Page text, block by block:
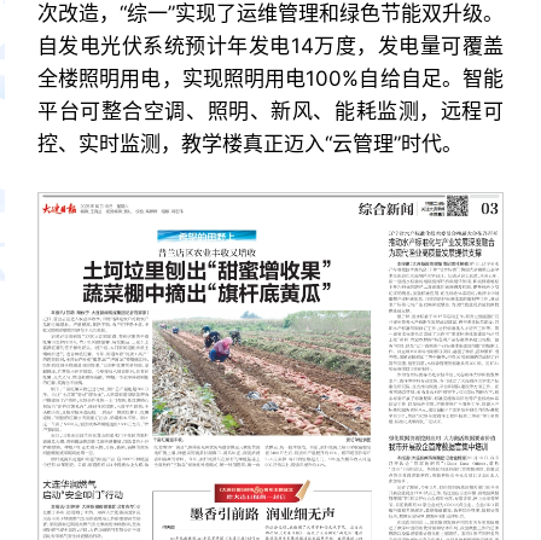
次改造，“综一”实现了运维管理和绿色节能双升级。
自发电光伏系统预计年发电14万度，发电量可覆盖
全楼照明用电，实现照明用电100%自给自足。智能
平台可整合空调、照明、新风、能耗监测，远程可
控、实时监测，教学楼真正迈入“云管理”时代。